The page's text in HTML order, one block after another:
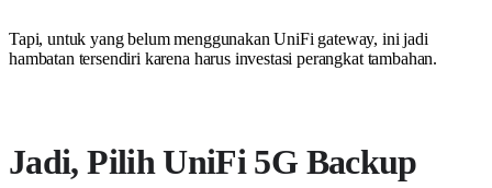
Tapi, untuk yang belum menggunakan UniFi gateway, ini jadi
hambatan tersendiri karena harus investasi perangkat tambahan.
Jadi, Pilih UniFi 5G Backup